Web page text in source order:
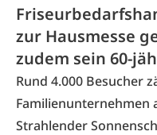
zur Hausmesse
zudem sein 60-
Rund 4.000 Besucher
Familienunternehmen
Strahlender